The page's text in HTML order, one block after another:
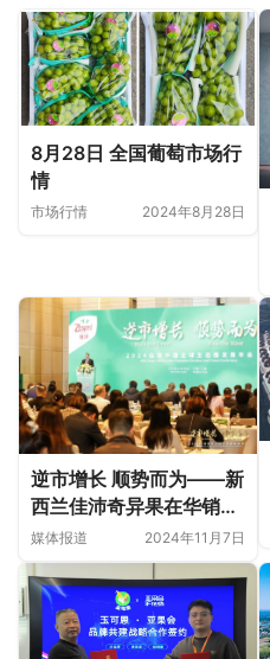
8月28日 全国葡萄市场行
情
市场行情 2024年8月28日
逆市增长 顺势而为——新
西兰佳沛奇异果在华销量
实现里程碑式跨越！
媒体报道 2024年11月7日